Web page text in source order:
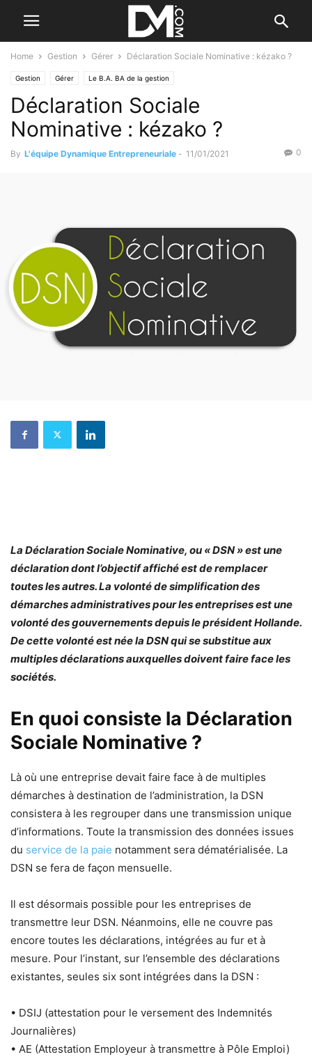
Home Gestion Gérer Déclaration Sociale Nominative : kézako ?
Gestion Gérer Le B.A. BA de la gestion
Déclaration Sociale
Nominative : kézako ?
By L'équipe Dynamique Entrepreneuriale - 11/01/2021 0
La Déclaration Sociale Nominative, ou « DSN » est une
déclaration dont l’objectif affiché est de remplacer
toutes les autres. La volonté de simplification des
démarches administratives pour les entreprises est une
volonté des gouvernements depuis le président Hollande.
De cette volonté est née la DSN qui se substitue aux
multiples déclarations auxquelles doivent faire face les
sociétés.
En quoi consiste la Déclaration
Sociale Nominative ?
Là où une entreprise devait faire face à de multiples
démarches à destination de l’administration, la DSN
consistera à les regrouper dans une transmission unique
d’informations. Toute la transmission des données issues
du service de la paie notamment sera dématérialisée. La
DSN se fera de façon mensuelle.
Il est désormais possible pour les entreprises de
transmettre leur DSN. Néanmoins, elle ne couvre pas
encore toutes les déclarations, intégrées au fur et à
mesure. Pour l’instant, sur l’ensemble des déclarations
existantes, seules six sont intégrées dans la DSN :
• DSIJ (attestation pour le versement des Indemnités
Journalières)
• AE (Attestation Employeur à transmettre à Pôle Emploi)